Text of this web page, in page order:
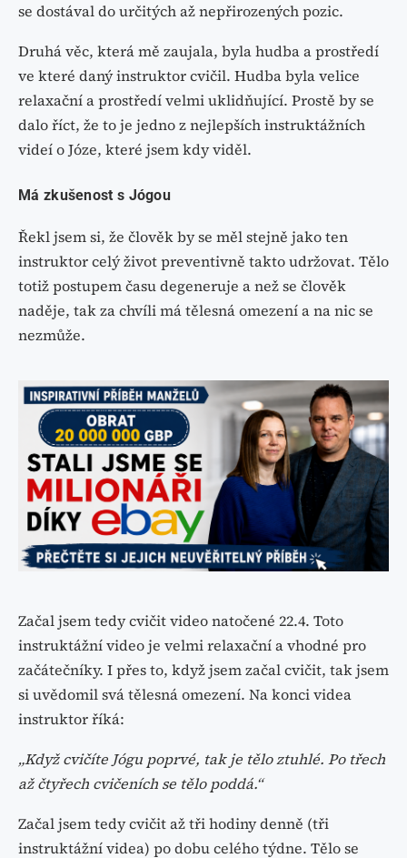
se dostával do určitých až nepřirozených pozic.
Druhá věc, která mě zaujala, byla hudba a prostředí
ve které daný instruktor cvičil. Hudba byla velice
relaxační a prostředí velmi uklidňující. Prostě by se
dalo říct, že to je jedno z nejlepších instruktážních
videí o Józe, které jsem kdy viděl.
Má zkušenost s Jógou
Řekl jsem si, že člověk by se měl stejně jako ten
instruktor celý život preventivně takto udržovat. Tělo
totiž postupem času degeneruje a než se člověk
naděje, tak za chvíli má tělesná omezení a na nic se
nezmůže.
Začal jsem tedy cvičit video natočené 22.4. Toto
instruktážní video je velmi relaxační a vhodné pro
začátečníky. I přes to, když jsem začal cvičit, tak jsem
si uvědomil svá tělesná omezení. Na konci videa
instruktor říká:
„Když cvičíte Jógu poprvé, tak je tělo ztuhlé. Po třech
až čtyřech cvičeních se tělo poddá.“
Začal jsem tedy cvičit až tři hodiny denně (tři
instruktážní videa) po dobu celého týdne. Tělo se